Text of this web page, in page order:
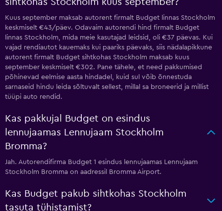
sihtkohas Stockholm kuus september?
Kuus september maksab autorent firmalt Budget linnas Stockholm
keskmiselt €43/päev. Odavaim autorendi hind firmalt Budget
linnas Stockholm, mida meie kasutajad leidsid, oli €37 päevas. Kui
vajad rendiautot kauemaks kui paariks päevaks, siis nädalapikkune
autorent firmalt Budget sihtkohas Stockholm maksab kuus
september keskmiselt €302. Pane tähele, et need pakkumised
põhinevad eelmise aasta hindadel, kuid sul võib õnnestuda
sarnaseid hindu leida sõltuvalt sellest, millal sa broneerid ja millist
tüüpi auto rendid.
Kas pakkujal Budget on esindus
lennujaamas Lennujaam Stockholm
Bromma?
Jah. Autorendifirma Budget 1 esindus lennujaamas Lennujaam
Stockholm Bromma on aadressil Bromma Airport.
Kas Budget pakub sihtkohas Stockholm
tasuta tühistamist?